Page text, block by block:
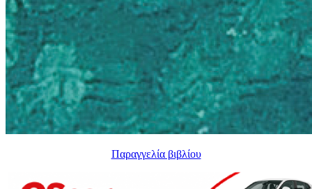
Παραγγελία βιβλίου